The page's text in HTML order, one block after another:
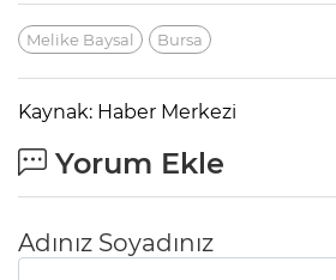
Melike Baysal Bursa
Kaynak: Haber Merkezi
Yorum Ekle
Adınız Soyadınız